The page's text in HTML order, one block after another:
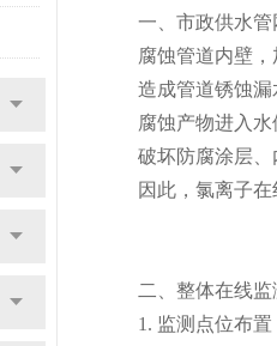
一、市政供水管
腐蚀管道内壁，
造成管道锈蚀漏
腐蚀产物进入水
破坏防腐涂层、
因此，氯离子在
二、整体在线监
1. 监测点位布置